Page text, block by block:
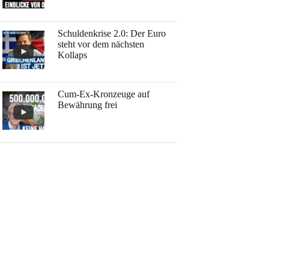
Schuldenkrise 2.0: Der Euro
steht vor dem nächsten
Kollaps
Cum-Ex-Kronzeuge auf
Bewährung frei